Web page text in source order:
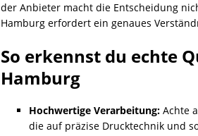
der Anbieter macht die Entscheidung
Hamburg erfordert ein genaues
So erkennst du echte
Hamburg
Hochwertige Verarbeitung: Achte
die auf präzise Drucktechnik und